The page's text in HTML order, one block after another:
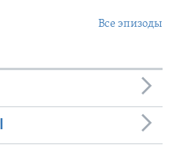
Все эпизоды